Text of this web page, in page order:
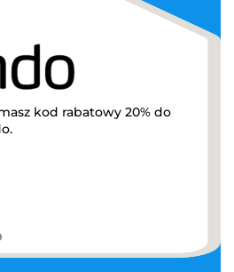
kod rabatowy 20% do